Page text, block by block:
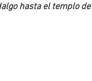
hasta el templo